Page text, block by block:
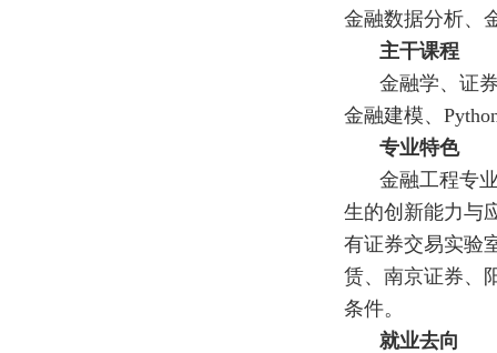
金融数据分析、
主干课程
金融学、证
金融建模、
专业特色
金融工程专
生的创新能力与
有证券交易实验
赁、南京证券、
条件。
就业去向